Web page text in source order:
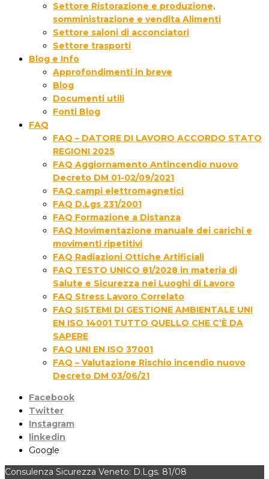
Settore Ristorazione e produzione,
somministrazione e vendita Alimenti
Settore saloni di acconciatori
Settore trasporti
Blog e Info
Approfondimenti in breve
Blog
Documenti utili
Fonti Blog
FAQ
FAQ – DATORE DI LAVORO ACCORDO STATO
REGIONI 2025
FAQ Aggiornamento Antincendio nuovo
Decreto DM 01-02/09/2021
FAQ campi elettromagnetici
FAQ D.Lgs 231/2001
FAQ Formazione a Distanza
FAQ Movimentazione manuale dei carichi e
movimenti ripetitivi
FAQ Radiazioni Ottiche Artificiali
FAQ TESTO UNICO 81/2028 in materia di
Salute e Sicurezza nei Luoghi di Lavoro
FAQ Stress Lavoro Correlato
FAQ SISTEMI DI GESTIONE AMBIENTALE UNI
EN ISO 14001 TUTTO QUELLO CHE C’È DA
SAPERE
FAQ UNI EN ISO 37001
FAQ – Valutazione Rischio incendio nuovo
Decreto DM 03/06/21
Facebook
Twitter
Instagram
linkedin
Google
Consulenza Sicurezza Veneto: D.Lgs. 81/08